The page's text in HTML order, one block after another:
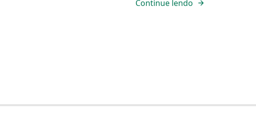
Continue lendo